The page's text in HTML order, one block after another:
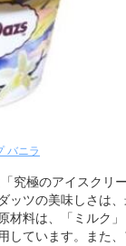
バニラ
極のアイスクリ
ッツの美味しさは
料は、「ミルク
ています。また